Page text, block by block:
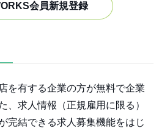
会員新規登録
を有する企業の方が無料で企業
、求人情報（正規雇用に限る）
完結できる求人募集機能をはじ